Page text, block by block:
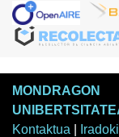
MONDRAGON
Kontaktua